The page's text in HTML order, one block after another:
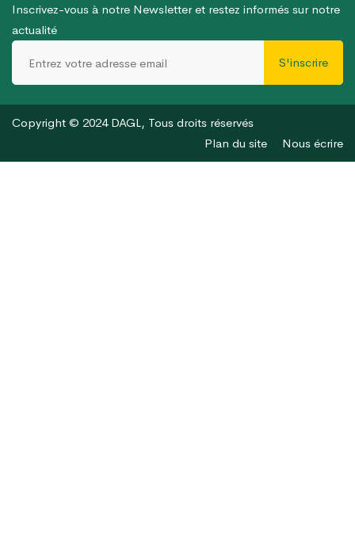
Inscrivez-vous à notre Newsletter et restez informés sur notre
actualité
S'inscrire
Copyright © 2024 DAGL, Tous droits réservés
Plan du site
Nous écrire